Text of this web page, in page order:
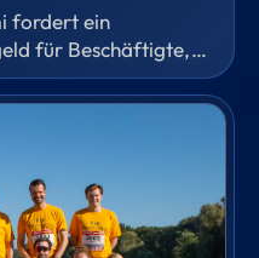
fordert ein
für Beschäftigte,
nicht arbeiten
Fachanwalt für
eingeordnet,
bestehen und
erhebliche